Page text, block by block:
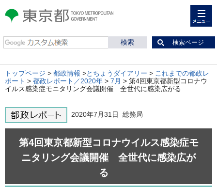
東京都 TOKYO METROPOLITAN
GOVERNMENT
検索ページ
トップページ > 都政情報 >とちょうダイアリー > これまでの都政レ
ポート > 都政レポート／2020年 > 7月 > 第4回東京都新型コロナウ
イルス感染症モニタリング会議開催 全世代に感染広がる
2020年7月31日 総務局
第4回東京都新型コロナウイルス感染症モ
ニタリング会議開催 全世代に感染広が
る